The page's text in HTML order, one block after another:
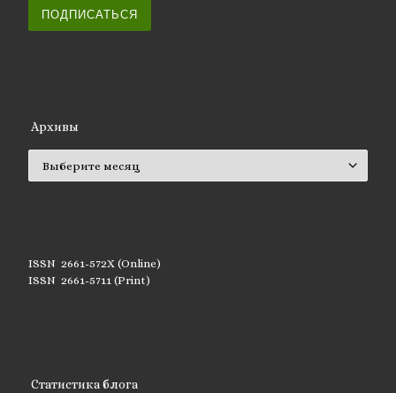
ПОДПИСАТЬСЯ
Архивы
ISSN 2661-572X (Online)
ISSN 2661-5711 (Print)
Статистика блога